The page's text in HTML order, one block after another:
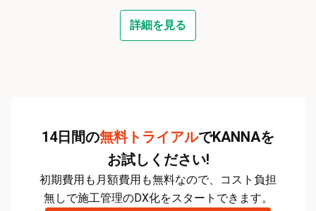
詳細を見る
14日間の無料トライアルでKANNAを
お試しください!
初期費用も月額費用も無料なので、コスト負担
無しで施工管理のDX化をスタートできます。